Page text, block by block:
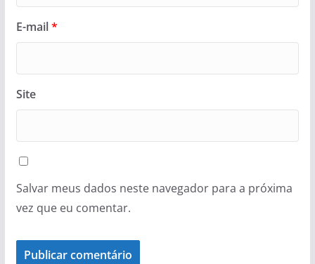
E-mail*
Site
Salvar meus dados neste navegador para a próxima
vez que eu comentar.